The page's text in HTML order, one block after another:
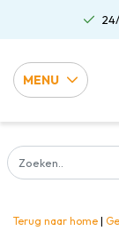
MENU
Terug naar home |